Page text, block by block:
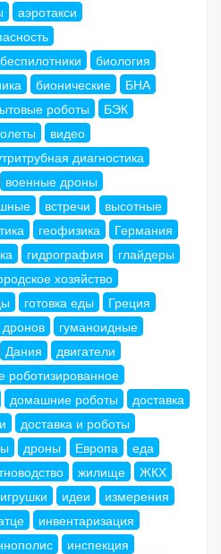
аэротакси
беспилотники
биология
бионические
БНА
роботы
БЭК
видео
диагностика
военные дроны
встречи
высотные
геофизика
Германия
гидрография
глайдеры
хозяйство
готовка еды
Греция
гуманоидные
Дания
двигатели
роботизированное
домашние роботы
доставка
доставка и роботы
дроны Европа
еда
жилище
ЖКХ
игрушки идеи
измерения
инвентаризация
инспекция